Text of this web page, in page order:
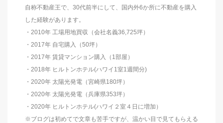
自称不動産王で、30代前半にして、国内外6か所に不動産を購入
した経験があります。
・2010年 工場用地買収（会社名義36,725坪）
・2017年 自宅購入（50坪）
・2017年 賃貸マンション購入（1部屋）
・2018年 ヒルトンホテル(ハワイ1室1週間分)
・2020年 太陽光発電（宮崎県180坪）
・2020年 太陽光発電（兵庫県353坪）
・2020年 ヒルトンホテル(ハワイ２室４日に増加）
※ブログは初めてで文章も苦手ですが、温かい目で見てもらえる